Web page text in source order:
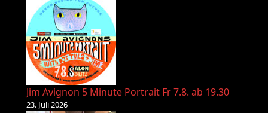
Jim Avignon 5 Minute Portrait Fr 7.8. ab 19.30
23. Juli 2026